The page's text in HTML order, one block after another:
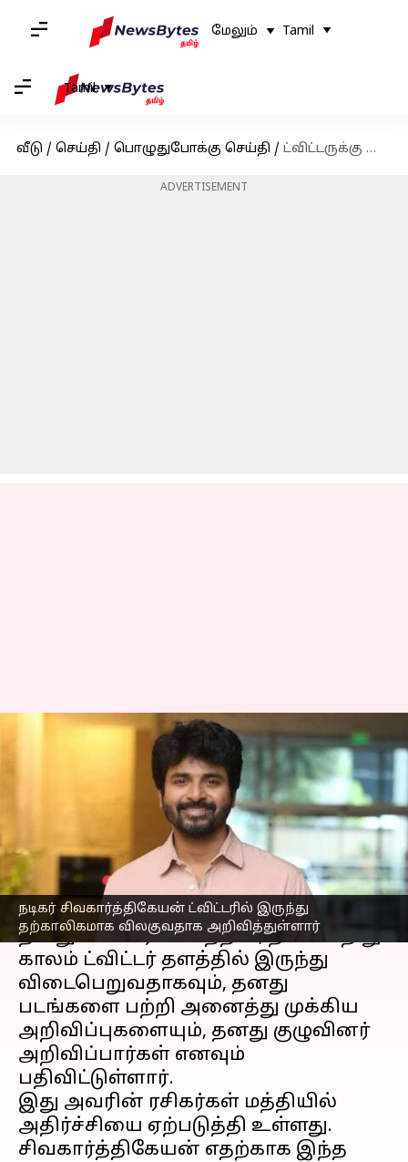
மேலும் Tamil
Tamil
வீடு / செய்தி / பொழுதுபோக்கு செய்தி / ட்விட்டருக்கு டாடா சொன்ன நடிகர் சிவகார்த்திகேயன்
ADVERTISEMENT
நடிகர் சிவகார்த்திகேயன் ட்விட்டரில் இருந்து
தற்காலிகமாக விலகுவதாக அறிவித்துள்ளார்
ட்விட்டருக்கு டாடா
சொன்ன நடிகர்
சிவகார்த்திகேயன்
Venkatalakshmi V May 01, 2023 10:05 am
செய்தி முன்னோட்டம்
நடிகர்சிவகார்த்திகேயன், நேற்று
தனது ட்விட்டர் பக்கத்தில், தான் சிறிது
காலம் ட்விட்டர் தளத்தில் இருந்து
விடைபெறுவதாகவும், தனது
படங்களை பற்றி அனைத்து முக்கிய
அறிவிப்புகளையும், தனது குழுவினர்
அறிவிப்பார்கள் எனவும்
பதிவிட்டுள்ளார்.
இது அவரின் ரசிகர்கள் மத்தியில்
அதிர்ச்சியை ஏற்படுத்தி உள்ளது.
சிவகார்த்திகேயன் எதற்காக இந்த